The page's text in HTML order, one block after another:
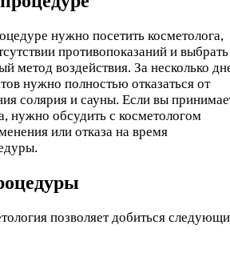
нужно посетить косметолога,
противопоказаний и выбрать
метод воздействия. За несколько
нужно полностью отказаться от
солярия и сауны. Если вы
нужно обсудить с косметологом
или отказа на время
позволяет добиться